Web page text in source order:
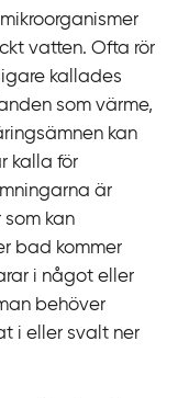
vatten. Ofta rör
kallades
som värme,
kan
kalla för
är
kan
bad kommer
i något eller
behöver
i eller svalt ner